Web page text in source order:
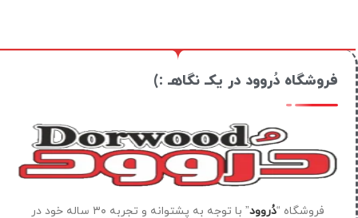
فروشگاه دُروود در یکـ نگاهـ :)
فروشگاه “دُروود
” با توجه به پشتوانه و تجربه ۳۰ ساله خود در